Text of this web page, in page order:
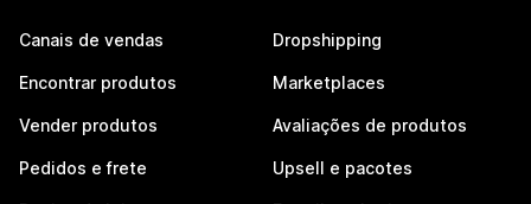
Canais de vendas
Encontrar produtos
Vender produtos
Pedidos e frete
Dropshipping
Marketplaces
Avaliações de produtos
Upsell e pacotes